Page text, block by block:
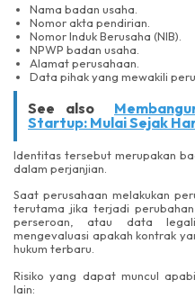
Nama badan usaha.
Nomor akta pendirian.
Nomor Induk Berusaha (NIB).
NPWP badan usaha.
Alamat perusahaan.
Data pihak yang mewakili
See also
Startup: Mulai Sejak
Identitas tersebut merupakan
dalam perjanjian.
Saat perusahaan melakukan
terutama jika terjadi
perseroan, atau data
mengevaluasi apakah kontrak
hukum terbaru.
Risiko yang dapat muncul
lain: